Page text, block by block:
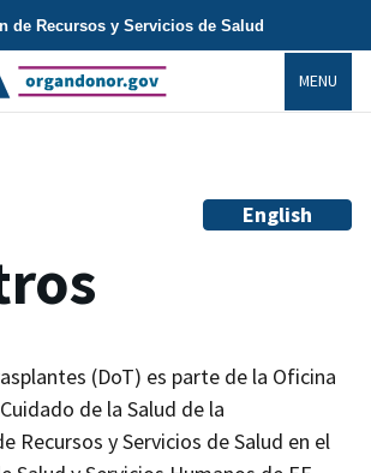
de Recursos y Servicios de Salud
MENU
English
(DoT) es parte de la Oficina
de la Salud de la
Recursos y Servicios de Salud en el